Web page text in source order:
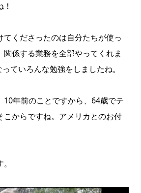
てくださったのは自分たちが使っ
係する業務を全部やってくれま
ていろんな勉強をしましたね。
10年前のことですから、64歳でテ
こからですね。アメリカとのお付